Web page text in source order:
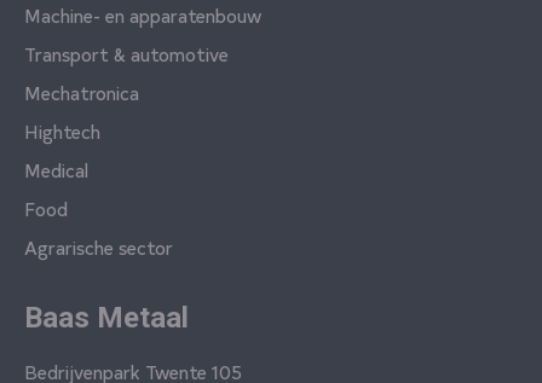
Machine- en apparatenbouw
Transport & automotive
Mechatronica
Hightech
Medical
Food
Agrarische sector
Baas Metaal
Bedrijvenpark Twente 105